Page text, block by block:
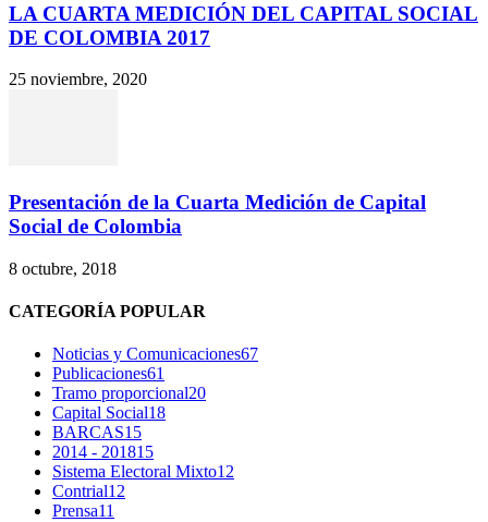
LA CUARTA MEDICIÓN DEL CAPITAL SOCIAL
DE COLOMBIA 2017
25 noviembre, 2020
Presentación de la Cuarta Medición de Capital
Social de Colombia
8 octubre, 2018
CATEGORÍA POPULAR
Noticias y Comunicaciones67
Publicaciones61
Tramo proporcional20
Capital Social18
BARCAS15
2014 - 201815
Sistema Electoral Mixto12
Contrial12
Prensa11